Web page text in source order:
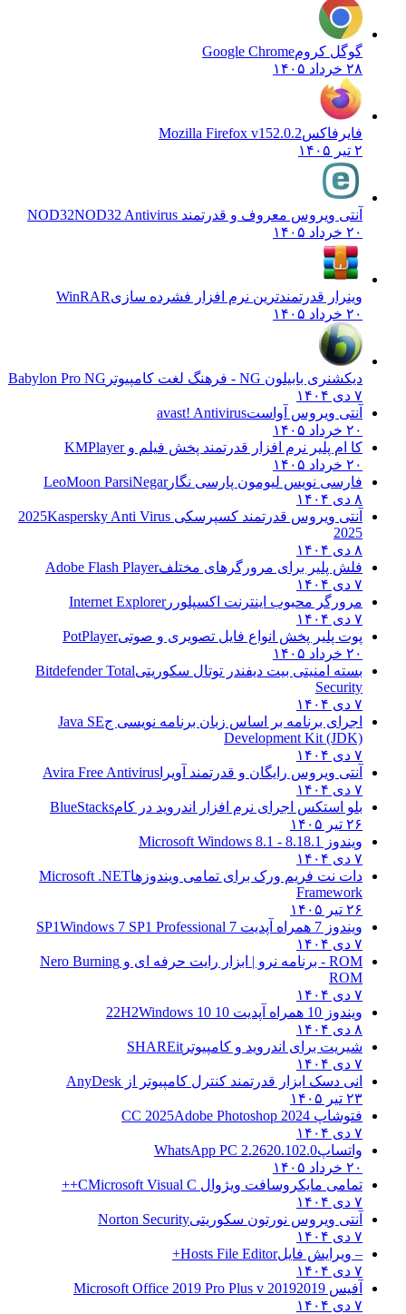
گوگل کرومGoogle Chrome
۲۸ خرداد ۱۴۰۵
فایرفاکسMozilla Firefox v152.0.2
۲ تیر ۱۴۰۵
آنتی ویروس معروف و قدرتمند NOD32 NOD32 Antivirus
۲۰ خرداد ۱۴۰۵
وینرار قدرتمندترین نرم افزار فشرده سازیWinRAR
۲۰ خرداد ۱۴۰۵
دیکشنری بابیلون NG - فرهنگ لغت کامپیوتر
Babylon Pro NG
۷ دی ۱۴۰۴
آنتی ویروس آواستavast! Antivirus
۲۰ خرداد ۱۴۰۵
کا ام پلیر نرم افزار قدرتمند پخش فیلم وKMPlayer
۲۰ خرداد ۱۴۰۵
فارسی نویس لیومون پارسی نگارLeoMoon ParsiNegar
۸ دی ۱۴۰۴
آنتی ویروس قدرتمند کسپرسکی 2025 Kaspersky Anti Virus
2025
۸ دی ۱۴۰۴
فلش پلیر برای مرورگرهای مختلفAdobe Flash Player
۷ دی ۱۴۰۴
مرورگر محبوب اینترنت اکسپلوررInternet Explorer
۷ دی ۱۴۰۴
پوت پلیر پخش انواع فایل تصویری و صوتیPotPlayer
۲۰ خرداد ۱۴۰۵
بسته امنیتی بیت دیفندر توتال سکوریتیBitdefender Total
Security
۷ دی ۱۴۰۴
اجرای برنامه بر اساس زبان برنامه نویسی جJava SE
Development Kit (JDK)
۷ دی ۱۴۰۴
آنتی ویروس رایگان و قدرتمند آویرا Avira Free Antivirus
۷ دی ۱۴۰۴
بلو استکس اجرای نرم افزار اندروید در کامBlueStacks
۲۶ تیر ۱۴۰۵
ویندوز 8.1
8.1 - Microsoft Windows 8.1
۷ دی ۱۴۰۴
دات نت فریم ورک برای تمامی ویندوزهاMicrosoft .NET
Framework
۲۶ تیر ۱۴۰۵
ویندوز 7 همراه آپدیت 7 SP1
Windows 7 SP1 Professional
۷ دی ۱۴۰۴
ROM - برنامه نرو | ابزار رایت حرفه ای و
Nero Burning
ROM
۷ دی ۱۴۰۴
ویندوز 10 همراه آپدیت 10 22H2
Windows 10
۸ دی ۱۴۰۴
شیریت برای اندروید و کامپیوتر SHAREit
۷ دی ۱۴۰۴
انی دسک ابزار قدرتمند کنترل کامپیوتر از AnyDesk
۲۳ تیر ۱۴۰۵
فتوشاپ CC 2025 Adobe Photoshop 2024
۷ دی ۱۴۰۴
واتساپWhatsApp PC 2.2620.102.0
۲۰ خرداد ۱۴۰۵
تمامی مایکروسافت ویژوال C Microsoft Visual C++
۷ دی ۱۴۰۴
آنتی ویروس نورتون سکوریتیNorton Security
۷ دی ۱۴۰۴
– ویرایش فایلHosts File Editor+
۷ دی ۱۴۰۴
آفیس 2019 2019 Microsoft Office 2019 Pro Plus v
۷ دی ۱۴۰۴